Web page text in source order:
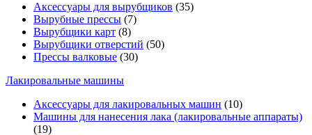
Аксессуары для вырубщиков (35)
Вырубные прессы (7)
Вырубщики карт (8)
Вырубщики отверстий (50)
Прессы валковые (30)
Лакировальные машины
Аксессуары для лакировальных машин (10)
Машины для нанесения лака (лакировальные аппараты)
(19)